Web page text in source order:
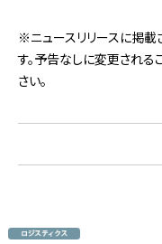
※ニュースリリースに掲
す。予告なしに変更される
さい。